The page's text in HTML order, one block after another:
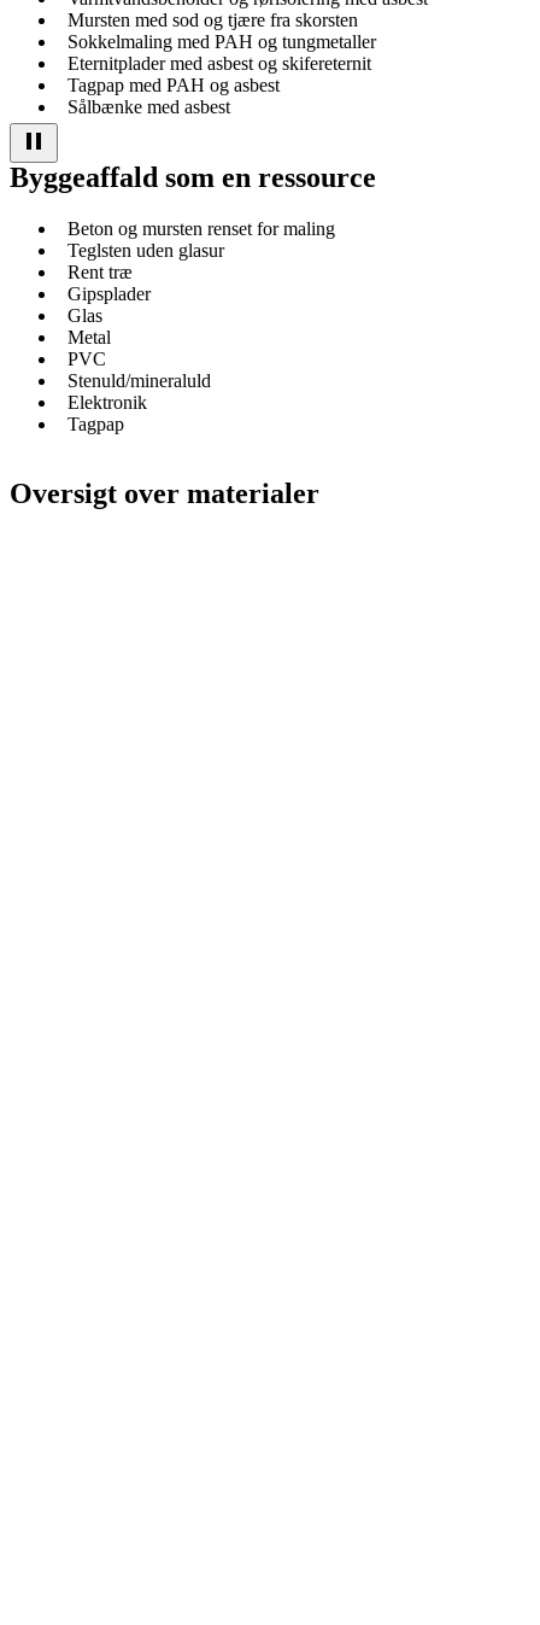
Mursten med sod og tjære fra skorsten
Sokkelmaling med PAH og tungmetaller
Eternitplader med asbest og skifereternit
Tagpap med PAH og asbest
Sålbænke med asbest
Byggeaffald som en ressource
Beton og mursten renset for maling
Teglsten uden glasur
Rent træ
Gipsplader
Glas
Metal
PVC
Stenuld/mineraluld
Elektronik
Tagpap
Oversigt over materialer